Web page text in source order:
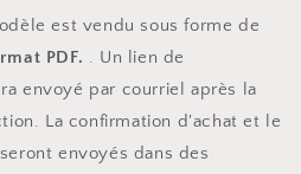
est vendu sous forme de
PDF. . Un lien de
envoyé par courriel après la
La confirmation d'achat et le
envoyés dans des